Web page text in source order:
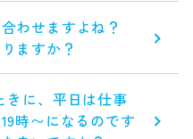
わせますよね？
ますか？
きに、平日は仕事
時〜になるのです